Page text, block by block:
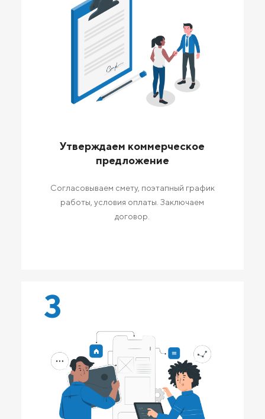
Утверждаем коммерческое
предложение
Согласовываем смету, поэтапный график
работы, условия оплаты. Заключаем
договор.
3